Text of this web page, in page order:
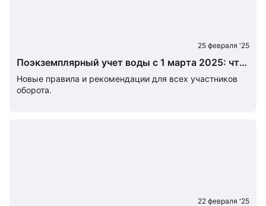
25 февраля '25
Поэкземплярный учет воды с 1 марта 2025: что
меняется в УПД и процессах
Новые правила и рекомендации для всех участников
оборота.
22 февраля '25